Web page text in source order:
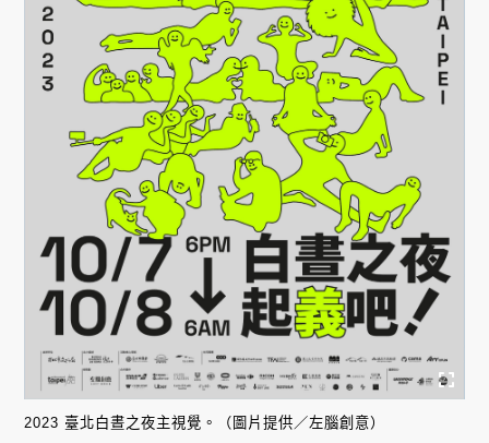
2023 臺北白晝之夜主視覺。（圖片提供／左腦創意）